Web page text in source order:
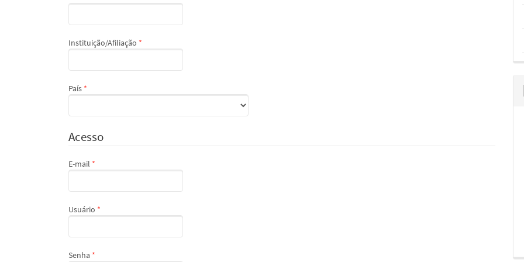
Instituição/Afiliação *
País *
Acesso
E-mail *
Usuário *
Senha *